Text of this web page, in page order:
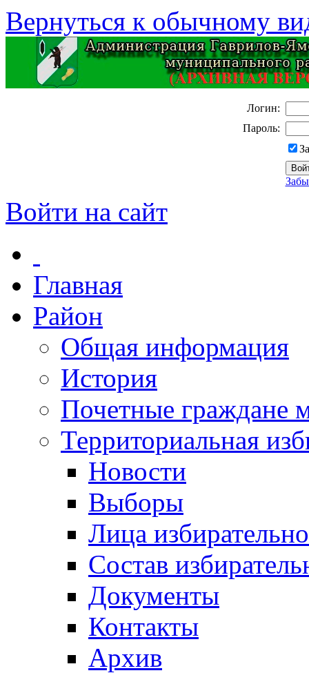
Вернуться к обычному
Логин:
Пароль:
Войти на сайт
Главная
Район
Общая информация
История
Почетные граждане
Территориальная
Новости
Выборы
Лица
Состав
Документы
Контакты
Архив